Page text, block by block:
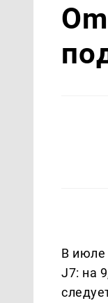
В июле
J7: на